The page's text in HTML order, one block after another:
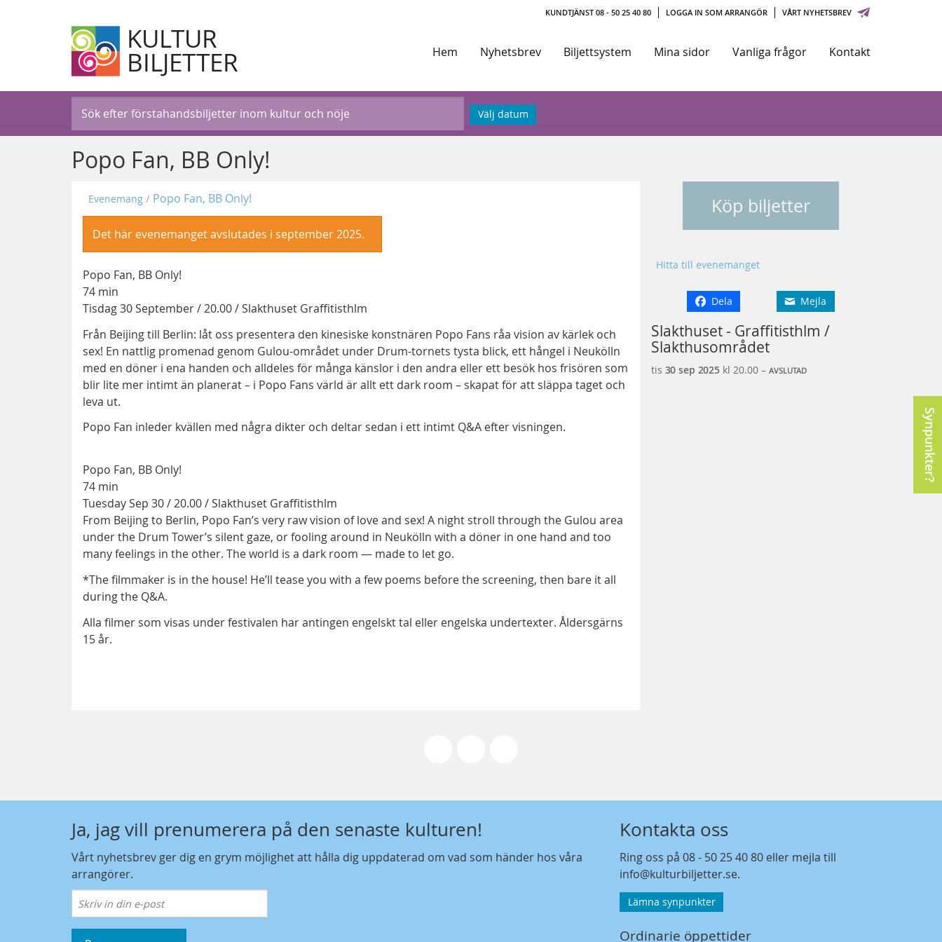
KUNDTJÄNST 08 - 50 25 40 80 LOGGA IN SOM ARRANGÖR VÅRT NYHETSBREV
KULTUR
BILJETTER Hem Nyhetsbrev Biljettsystem Mina sidor Vanliga frågor Kontakt
Välj datum
Popo Fan, BB Only!
Köp biljetter
Hitta till evenemanget
Dela Mejla
Slakthuset - Graffitisthlm /
Slakthusområdet
tis 30 sep 2025kl 20.00 – AVSLUTAD
Evenemang Popo Fan, BB Only!
Det här evenemanget avslutades i september 2025.
Popo Fan, BB Only!
74 min
Tisdag 30 September / 20.00 / Slakthuset Graffitisthlm
Från Beijing till Berlin: låt oss presentera den kinesiske konstnären Popo Fans råa vision av kärlek och
sex! En nattlig promenad genom Gulou-området under Drum-tornets tysta blick, ett hångel i Neukölln
med en döner i ena handen och alldeles för många känslor i den andra eller ett besök hos frisören som
blir lite mer intimt än planerat – i Popo Fans värld är allt ett dark room – skapat för att släppa taget och
leva ut.
Popo Fan inleder kvällen med några dikter och deltar sedan i ett intimt Q&A efter visningen.
Popo Fan, BB Only!
74 min
Tuesday Sep 30 / 20.00 / Slakthuset Graffitisthlm
From Beijing to Berlin, Popo Fan’s very raw vision of love and sex! A night stroll through the Gulou area
under the Drum Tower’s silent gaze, or fooling around in Neukölln with a döner in one hand and too
many feelings in the other. The world is a dark room — made to let go.
*The filmmaker is in the house! He’ll tease you with a few poems before the screening, then bare it all
during the Q&A.
Alla filmer som visas under festivalen har antingen engelskt tal eller engelska undertexter. Åldersgärns
15 år.
Ja, jag vill prenumerera på den senaste kulturen!
Vårt nyhetsbrev ger dig en grym möjlighet att hålla dig uppdaterad om vad som händer hos våra
arrangörer.
Kontakta oss
Ring oss på08 - 50 25 40 80 eller mejla till
info@kulturbiljetter.se.
Lämna synpunkter
Ordinarie öppettider
Synpunkter?